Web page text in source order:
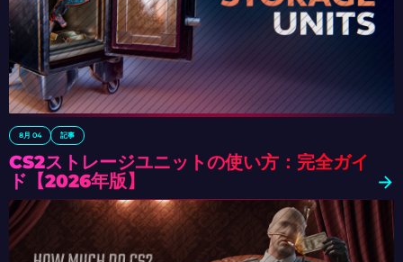
8月 04 記事
CS2ストレージユニットの使い方：完全ガイ
ド【2026年版】